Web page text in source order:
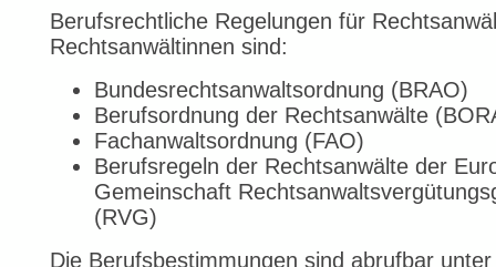
Berufsrechtliche Regelungen für
Rechtsanwältinnen sind:
Bundesrechtsanwaltsordnung (BRAO)
Berufsordnung der Rechtsanwälte
Fachanwaltsordnung (FAO)
Berufsregeln der Rechtsanwälte der
Gemeinschaft
(RVG)
Die Berufsbestimmungen sind abrufbar unter